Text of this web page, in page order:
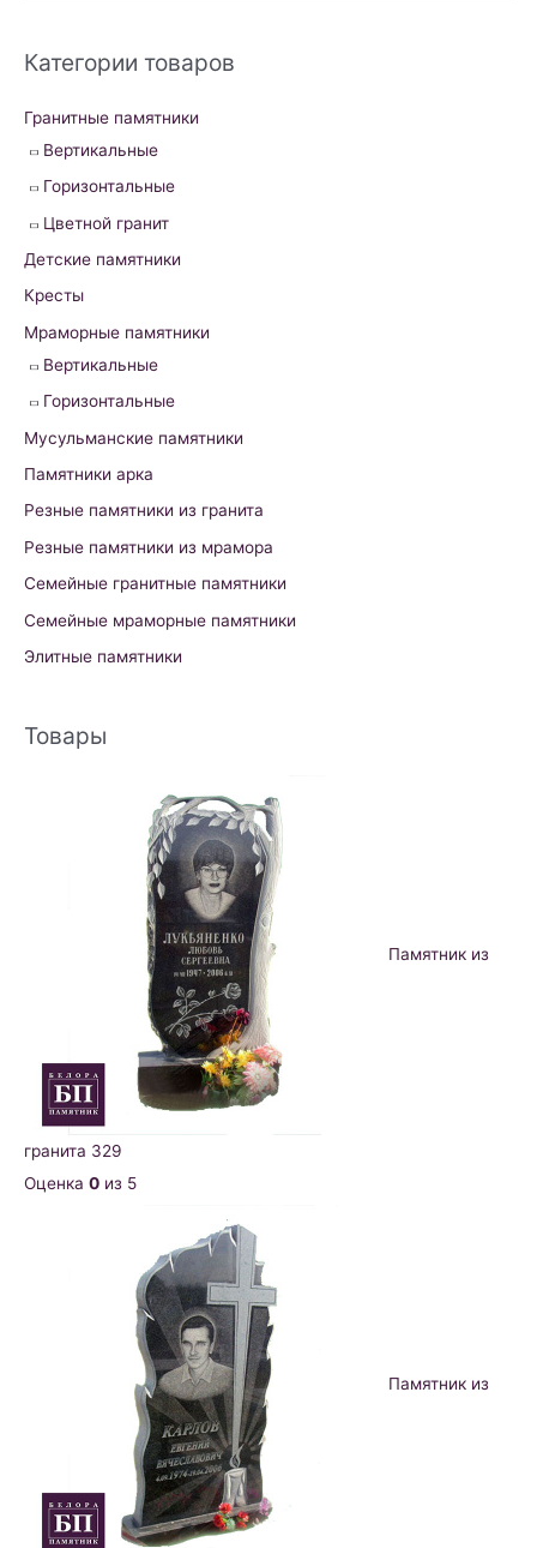
r
h
Категории товаров
Гранитные памятники
Вертикальные
Горизонтальные
Цветной гранит
Детские памятники
Кресты
Мраморные памятники
Вертикальные
Горизонтальные
Мусульманские памятники
Памятники арка
Резные памятники из гранита
Резные памятники из мрамора
Семейные гранитные памятники
Семейные мраморные памятники
Элитные памятники
Товары
Памятник из
гранита 329
Оценка 0 из 5
Памятник из